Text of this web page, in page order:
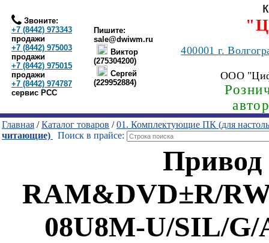
Звоните:
+7 (8442) 973343
продажи
+7 (8442) 975003
продажи
+7 (8442) 975015
продажи
+7 (8442) 974787
сервис РСС
Пишите:
sale@dwiwm.ru
Виктор
(275304200)
Сергей
(229952884)
400001г.
ООО
Главная /Каталог товаров /01. Комплектующие ПК (для
читающие)
Поиск в прайсе:
Привод
RAM&DVD±R/
08U8M-U/SIL/